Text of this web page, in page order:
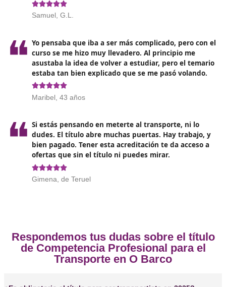
modalidades de formación en línea,
acceso a personas que, por razones laborales o
convertido en un factor clave en la elección del curso
muchos futuros estudiantes. ¿Conoces el curso online
DAC docencia? Con él vas a superar fácilmente los
exámenes, y además puedes completarlo en solo 110
desde casa.
Opiniones sobre el
Profesional para el Transporte
❝ ¡Lo recomiendo! Me he sacado el título con
docencia y en menos de un mes estaba
con mi primo. Gracias a eso, ahora los dos
nuestra propia furgoneta y estamos